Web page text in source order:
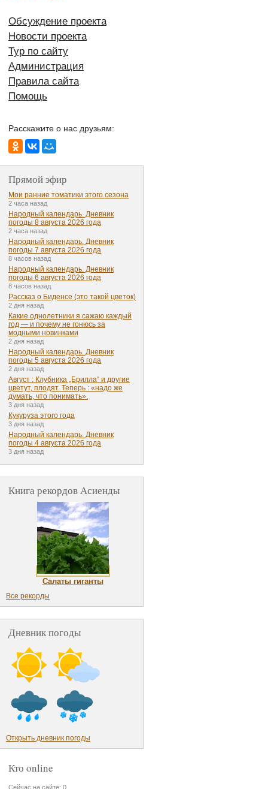
Обсуждение проекта
Новости проекта
Тур по сайту
Администрация
Правила сайта
Помощь
Расскажите о нас друзьям:
Прямой эфир
Мои ранние томатики этого сезона
2 часа назад
Народный календарь. Дневник
погоды 8 августа 2026 года
2 часа назад
Народный календарь. Дневник
погоды 7 августа 2026 года
8 часов назад
Народный календарь. Дневник
погоды 6 августа 2026 года
8 часов назад
Рассказ о Биденсе (это такой цветок)
2 дня назад
Какие однолетники я сажаю каждый
год — и почему не гонюсь за
модными новинками
2 дня назад
Народный календарь. Дневник
погоды 5 августа 2026 года
2 дня назад
Август : Клубника „Брилла“ и другие
цветут, плодят. Теперь : «надо же
думать, что понимать».
3 дня назад
Кукуруза этого года
3 дня назад
Народный календарь. Дневник
погоды 4 августа 2026 года
3 дня назад
Книга рекордов Асиенды
Салаты гиганты
Все рекорды
Дневник погоды
Открыть дневник погоды
Кто online
Сейчас на сайте: 0